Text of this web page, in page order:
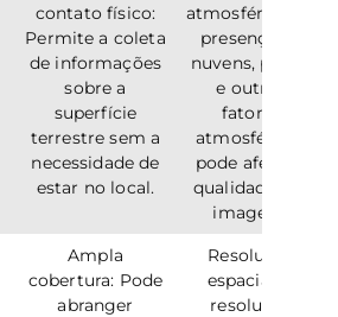
contato físico:
Permite a coleta
de informações
sobre a
superfície
terrestre sem a
necessidade de
estar no local.
atmosféricas: A
presença de
nuvens, poeira
e outros
fatores
atmosféricos
pode afetar a
qualidade das
imagens.
Ampla
cobertura: Pode
abranger
Resolução
espacial: A
resolução